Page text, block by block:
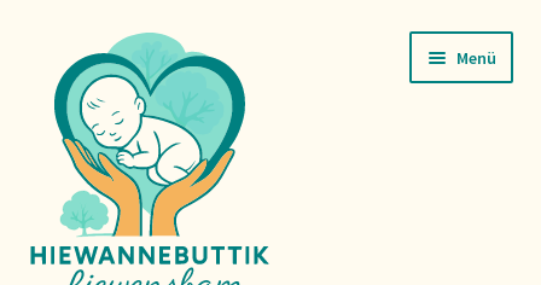
Navigation
springen
Inhalt
springen
Menü